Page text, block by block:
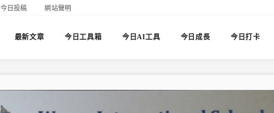
今日投稿 網站聲明
最新文章 今日工具箱 今日AI工具 今日成長 今日打卡